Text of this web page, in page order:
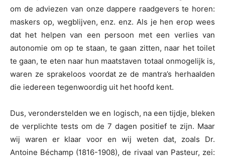
om de adviezen van onze dappere raadgevers te horen:
maskers op, wegblijven, enz. enz. Als je hen erop wees
dat het helpen van een persoon met een verlies van
autonomie om op te staan, te gaan zitten, naar het toilet
te gaan, te eten naar hun maatstaven totaal onmogelijk is,
waren ze sprakeloos voordat ze de mantra’s herhaalden
die iedereen tegenwoordig uit het hoofd kent.
Dus, veronderstelden we en logisch, na een tijdje, bleken
de verplichte tests om de 7 dagen positief te zijn. Maar
wij waren er klaar voor en wij weten dat, zoals Dr.
Antoine Béchamp (1816-1908), de rivaal van Pasteur, zei: